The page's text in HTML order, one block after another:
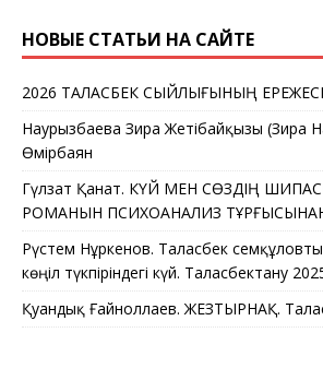
НОВЫЕ СТАТЬИ НА САЙТЕ
2026 ТАЛАСБЕК СЫЙЛЫҒЫНЫҢ ЕРЕЖЕСІ
Наурызбаева Зира Жетібайқызы (Зира
Өмірбаян
Гүлзат Қанат. КҮЙ МЕН СӨЗДІҢ
РОМАНЫН ПСИХОАНАЛИЗ
Рүстем Нұркенов. Таласбек
көңіл түкпіріндегі күй. Таласбектану
Қуандық Ғайноллаев. ЖЕЗТЫРНАҚ.